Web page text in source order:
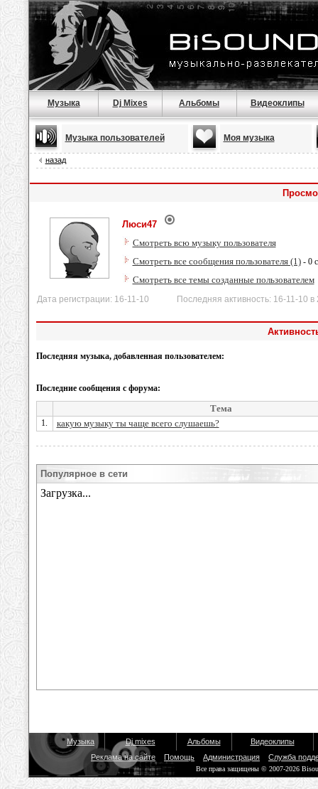
Музыка Dj Mixes Альбомы Видеоклипы
Музыка пользователей Моя музыка
назад
Люси47
Смотреть всю музыку пользователя
Смотреть все сообщения пользователя (1)- 0
Смотреть все темы созданные пользователем
Дата регистрации: 16-11-10 Последняя активность: 16-11-10 в
Последняя музыка, добавленная пользователем:
Последние сообщения с форума:
Тема
1. какую музыку ты чаще всего слушаешь?
Популярное в сети
Музыка Dj mixes Альбомы
Видеоклипы
Реклама на сайте
Помощь Администрация Служба
Все права защищены © 2007-2026